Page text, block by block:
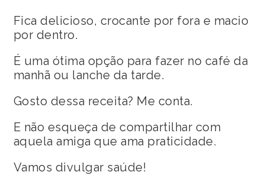
Fica delicioso, crocante por fora e macio
por dentro.
É uma ótima opção para fazer no café da
manhã ou lanche da tarde.
Gosto dessa receita? Me conta.
E não esqueça de compartilhar com
aquela amiga que ama praticidade.
Vamos divulgar saúde!